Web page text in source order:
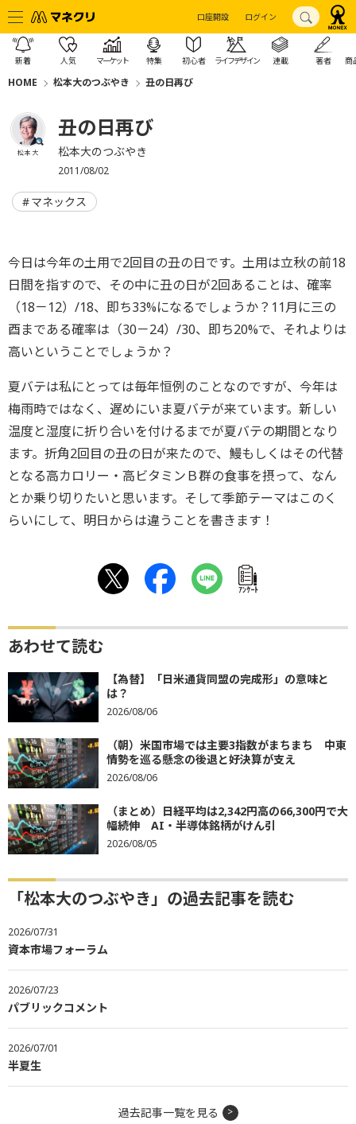
口座開設 ログイン
新着 人気 マーケット 特集 初心者 ライフデザイン 連載 著者 商
HOME 松本大のつぶやき 丑の日再び
松本 大
丑の日再び
松本大のつぶやき
2011/08/02
マネックス
今日は今年の土用で2回目の丑の日です。土用は立秋の前18
日間を指すので、その中に丑の日が2回あることは、確率
（18－12）/18、即ち33%になるでしょうか？11月に三の
酉まである確率は（30－24）/30、即ち20%で、それよりは
高いということでしょうか？
夏バテは私にとっては毎年恒例のことなのですが、今年は
梅雨時ではなく、遅めにいま夏バテが来ています。新しい
温度と湿度に折り合いを付けるまでが夏バテの期間となり
ます。折角2回目の丑の日が来たので、鰻もしくはその代替
となる高カロリー・高ビタミンＢ群の食事を摂って、なん
とか乗り切りたいと思います。そして季節テーマはこのく
らいにして、明日からは違うことを書きます！
ｱﾝｹｰﾄ
あわせて読む
【為替】「日米通貨同盟の完成形」の意味と
は？
2026/08/06
（朝）米国市場では主要3指数がまちまち 中東
情勢を巡る懸念の後退と好決算が支え
2026/08/06
（まとめ）日経平均は2,342円高の66,300円で大
幅続伸 AI・半導体銘柄がけん引
2026/08/05
「松本大のつぶやき」の過去記事を読む
2026/07/31
資本市場フォーラム
2026/07/23
パブリックコメント
2026/07/01
半夏生
過去記事一覧を見る